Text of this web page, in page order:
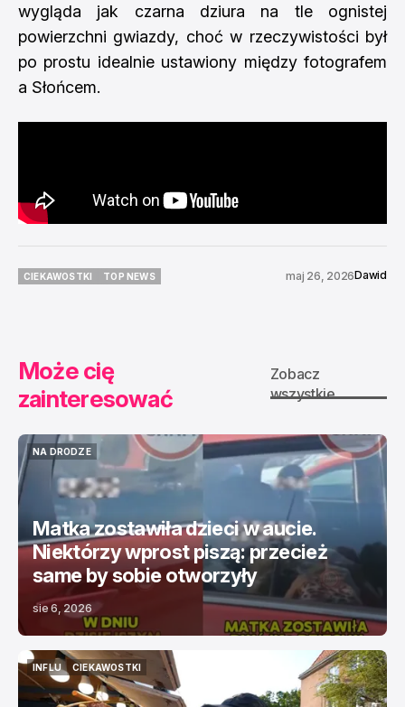
wygląda jak czarna dziura na tle ognistej
powierzchni gwiazdy, choć w rzeczywistości był
po prostu idealnie ustawiony między fotografem
a Słońcem.
CIEKAWOSTKI
TOP NEWS
maj 26, 2026Dawid
Może cię
zainteresować
Zobacz
wszystkie
NA DRODZE
NA DRODZE
Matka zostawiła dzieci w aucie.
Niektórzy wprost piszą: przecież
same by sobie otworzyły
sie 6, 2026
INFLU
INFLU
CIEKAWOSTKI
CIEKAWOSTKI